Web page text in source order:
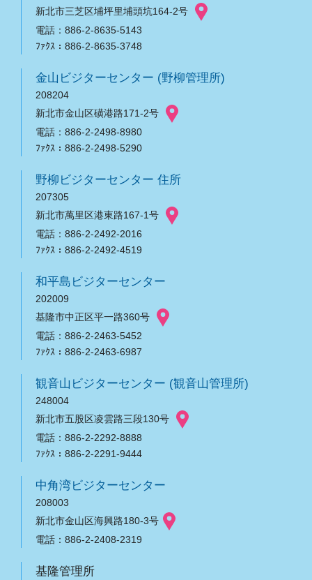
新北市三芝区埔坪里埔頭坑164-2号
電話：886-2-8635-5143
ﾌｧｸｽ：886-2-8635-3748
金山ビジターセンター (野柳管理所)
208204
新北市金山区磺港路171-2号
電話：886-2-2498-8980
ﾌｧｸｽ：886-2-2498-5290
野柳ビジターセンター 住所
207305
新北市萬里区港東路167-1号
電話：886-2-2492-2016
ﾌｧｸｽ：886-2-2492-4519
和平島ビジターセンター
202009
基隆市中正区平一路360号
電話：886-2-2463-5452
ﾌｧｸｽ：886-2-2463-6987
観音山ビジターセンター (観音山管理所)
248004
新北市五股区凌雲路三段130号
電話：886-2-2292-8888
ﾌｧｸｽ：886-2-2291-9444
中角湾ビジターセンター
208003
新北市金山区海興路180-3号
電話：886-2-2408-2319
基隆管理所